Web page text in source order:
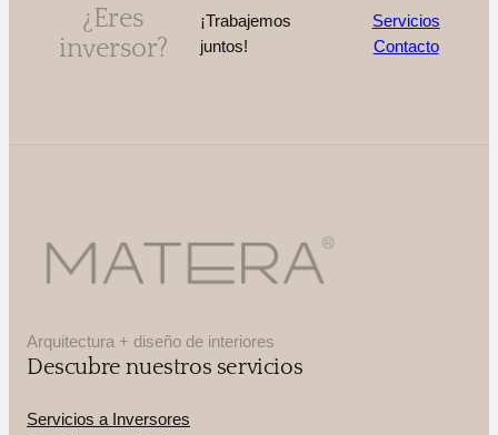
¿Eres
inversor?
¡Trabajemos
juntos!
Servicios
Contacto
Arquitectura + diseño de interiores
Descubre nuestros servicios
Servicios a Inversores